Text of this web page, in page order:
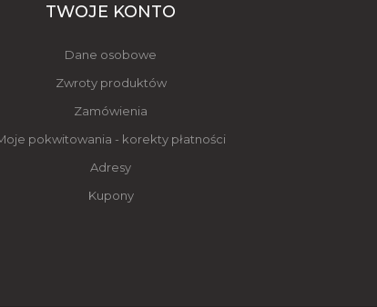
TWOJE KONTO
Dane osobowe
Zwroty produktów
Zamówienia
pokwitowania - korekty płatności
Adresy
Kupony